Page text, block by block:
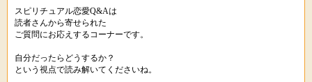
スピリチュアル恋愛Q&Aは
読者さんから寄せられた
ご質問にお応えするコーナーです。
自分だったらどうするか？
という視点で読み解いてくださいね。